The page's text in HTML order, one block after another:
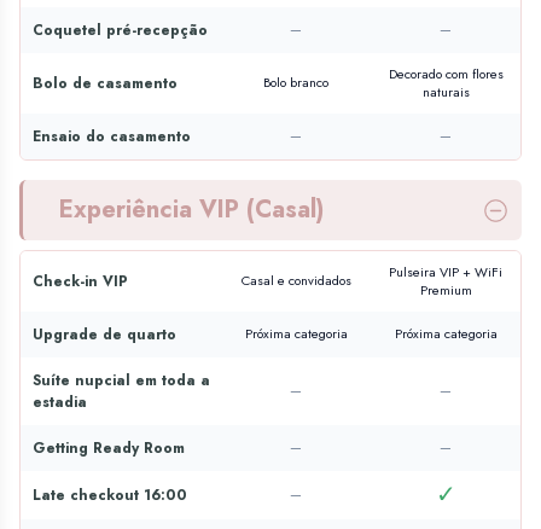
Coquetel pré-recepção — —
Bolo de casamento Bolo branco
Decorado com flores
naturais
Ensaio do casamento — —
Experiência VIP (Casal)
Check-in VIP Casal e convidados
Pulseira VIP + WiFi
Premium
Upgrade de quarto Próxima categoria Próxima categoria
Suíte nupcial em toda a
estadia
— —
Getting Ready Room — —
Late checkout 16:00 — ✓